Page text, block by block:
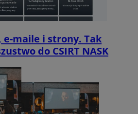
e-maile i strony. Tak
do CSIRT NASK